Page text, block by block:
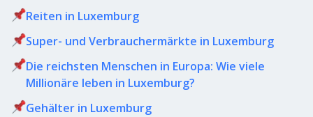
Reiten in Luxemburg
Super- und Verbrauchermärkte in Luxemburg
Die reichsten Menschen in Europa: Wie viele
Millionäre leben in Luxemburg?
Gehälter in Luxemburg